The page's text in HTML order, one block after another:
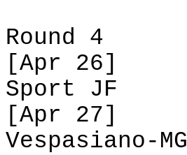
Round 4
[Apr 26]
Sport JF
[Apr 27]
Vespasiano-MG